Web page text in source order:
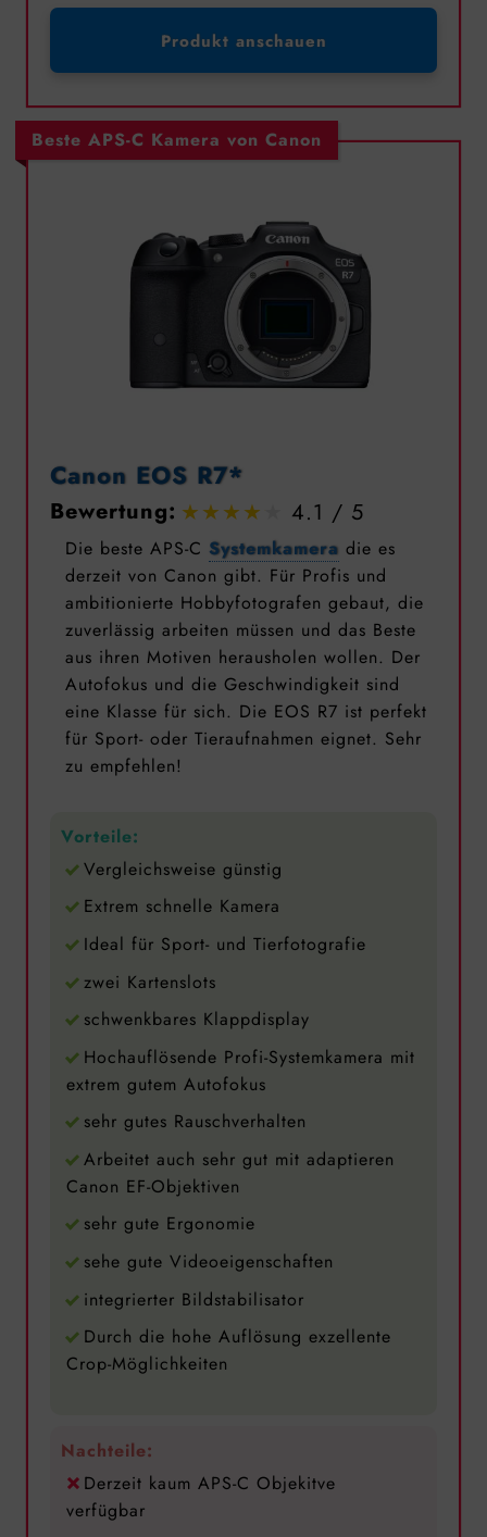
Produkt anschauen
Beste APS-C Kamera von Canon
Canon EOS R7*
Bewertung: 4.1
Die beste APS-C Systemkamera die es
derzeit von Canon gibt. Für Profis und
ambitionierte Hobbyfotografen gebaut, die
zuverlässig arbeiten müssen und das Beste
aus ihren Motiven herausholen wollen. Der
Autofokus und die Geschwindigkeit sind
eine Klasse für sich. Die EOS R7 ist perfekt
für Sport- oder Tieraufnahmen eignet. Sehr
zu empfehlen!
Vorteile:
Vergleichsweise günstig
Extrem schnelle Kamera
Ideal für Sport- und Tierfotografie
zwei Kartenslots
schwenkbares Klappdisplay
Hochauflösende Profi-Systemkamera mit
extrem gutem Autofokus
sehr gutes Rauschverhalten
Arbeitet auch sehr gut mit adaptieren
Canon EF-Objektiven
sehr gute Ergonomie
sehe gute Videoeigenschaften
integrierter Bildstabilisator
Durch die hohe Auflösung exzellente
Crop-Möglichkeiten
Nachteile:
Derzeit kaum APS-C Objekitve
verfügbar